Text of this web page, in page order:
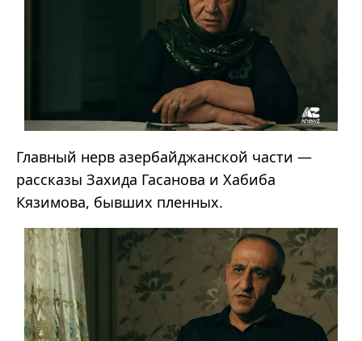
Главный нерв азербайджанской части —
рассказы Захида Гасанова и Хабиба
Кязимова, бывших пленных.